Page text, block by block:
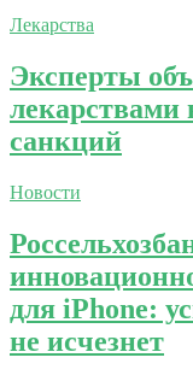
Лекарства
Эксперты
лекарствами
санкций
Новости
для iPhone:
не исчезнет